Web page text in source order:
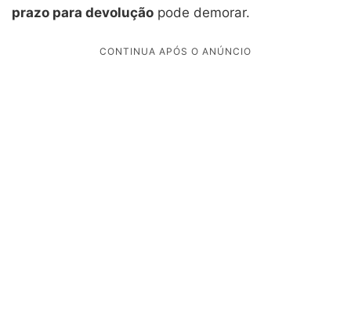
prazo para devolução pode demorar.